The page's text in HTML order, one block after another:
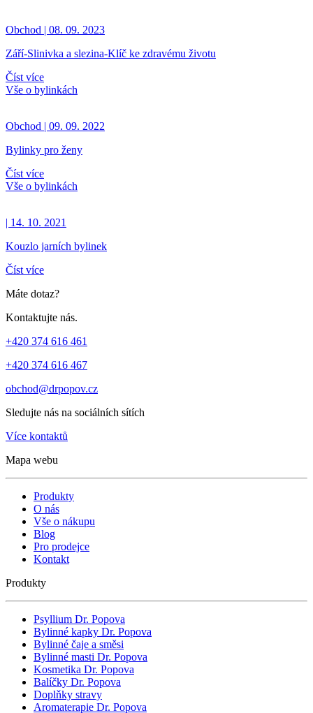
Obchod | 08. 09. 2023
Září-Slinivka a slezina-Klíč ke zdravému životu
Číst více
Vše o bylinkách
Obchod | 09. 09. 2022
Bylinky pro ženy
Číst více
Vše o bylinkách
| 14. 10. 2021
Kouzlo jarních bylinek
Číst více
Máte dotaz?
Kontaktujte nás.
+420 374 616 461
+420 374 616 467
obchod@drpopov.cz
Sledujte nás na sociálních sítích
Více kontaktů
Mapa webu
Produkty
O nás
Vše o nákupu
Blog
Pro prodejce
Kontakt
Produkty
Psyllium Dr. Popova
Bylinné kapky Dr. Popova
Bylinné čaje a směsi
Bylinné masti Dr. Popova
Kosmetika Dr. Popova
Balíčky Dr. Popova
Doplňky stravy
Aromaterapie Dr. Popova